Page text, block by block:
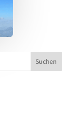
Suchen